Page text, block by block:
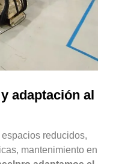
adaptación al
reducidos,
mantenimiento en